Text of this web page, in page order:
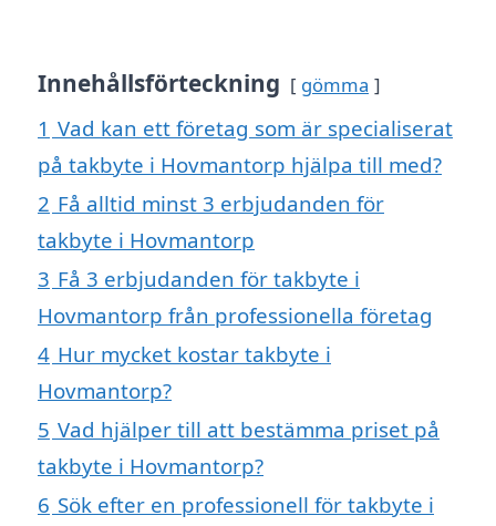
Innehållsförteckning gömma
1 Vad kan ett företag som är specialiserat
på takbyte i Hovmantorp hjälpa till med?
2 Få alltid minst 3 erbjudanden för
takbyte i Hovmantorp
3 Få 3 erbjudanden för takbyte i
Hovmantorp från professionella företag
4 Hur mycket kostar takbyte i
Hovmantorp?
5 Vad hjälper till att bestämma priset på
takbyte i Hovmantorp?
6 Sök efter en professionell för takbyte i